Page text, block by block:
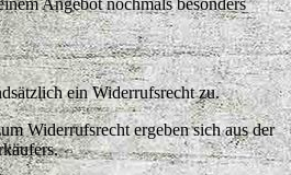
ein Widerrufsrecht zu.
Widerrufsrecht ergeben sich aus der